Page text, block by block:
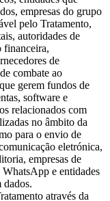
empresas do grupo
pelo Tratamento,
autoridades de
financeira,
de
combate ao
gerem fundos de
software e
relacionados com
no âmbito da
para o envio de
eletrónica,
empresas de
e entidades
dados.
através da